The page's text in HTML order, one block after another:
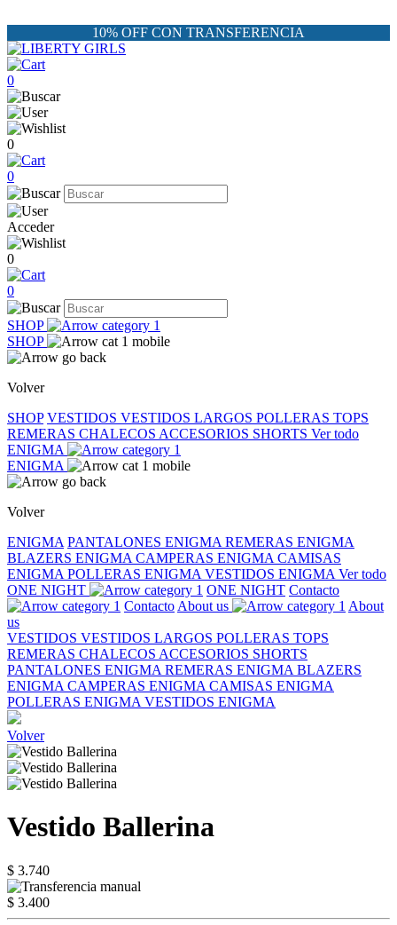
10% OFF CON TRANSFERENCIA
0
0
0
Acceder
0
0
SHOP
SHOP
Volver
SHOP VESTIDOS VESTIDOS LARGOS POLLERAS TOPS
REMERAS CHALECOS ACCESORIOS SHORTS Ver todo
ENIGMA
ENIGMA
Volver
ENIGMA PANTALONES ENIGMA REMERAS ENIGMA
BLAZERS ENIGMA CAMPERAS ENIGMA CAMISAS
ENIGMA POLLERAS ENIGMA VESTIDOS ENIGMA Ver todo
ONE NIGHT
ONE NIGHT Contacto
Contacto About us
About
us
VESTIDOS VESTIDOS LARGOS POLLERAS TOPS
REMERAS CHALECOS ACCESORIOS SHORTS
PANTALONES ENIGMA REMERAS ENIGMA BLAZERS
ENIGMA CAMPERAS ENIGMA CAMISAS ENIGMA
POLLERAS ENIGMA VESTIDOS ENIGMA
Volver
Vestido Ballerina
$ 3.740
$ 3.400